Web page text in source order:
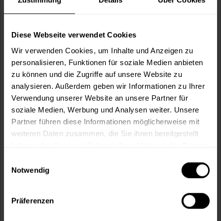
Diese Webseite verwendet Cookies
Wir verwenden Cookies, um Inhalte und Anzeigen zu
personalisieren, Funktionen für soziale Medien anbieten
zu können und die Zugriffe auf unsere Website zu
analysieren. Außerdem geben wir Informationen zu Ihrer
Verwendung unserer Website an unsere Partner für
soziale Medien, Werbung und Analysen weiter. Unsere
Partner führen diese Informationen möglicherweise mit
weiteren Daten zusammen, die Sie ihnen bereitgestellt
Notwendig
Präferenzen
Wie viele m² wollen Sie bearbeiten?
In den Warenkorb
Merken Fragen zum Artikel?
Artikel-Nr.: SI0002062_RUSSISCHGRUEN
Sie möchten eine größere Menge kaufen